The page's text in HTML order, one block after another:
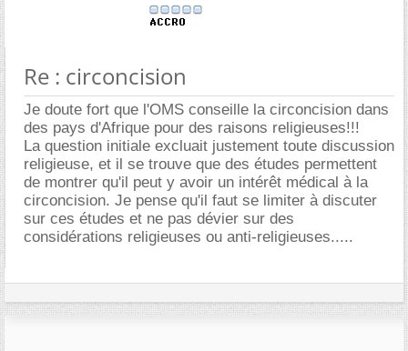
Re : circoncision
Je doute fort que l'OMS conseille la circoncision dans
des pays d'Afrique pour des raisons religieuses!!!
La question initiale excluait justement toute discussion
religieuse, et il se trouve que des études permettent
de montrer qu'il peut y avoir un intérêt médical à la
circoncision. Je pense qu'il faut se limiter à discuter
sur ces études et ne pas dévier sur des
considérations religieuses ou anti-religieuses.....